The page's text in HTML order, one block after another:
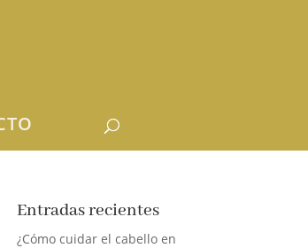
Entradas recientes
¿Cómo cuidar el cabello en